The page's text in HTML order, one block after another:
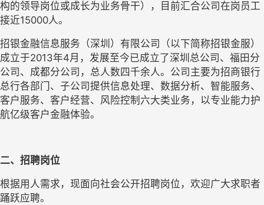
构的领导岗位或成长为业务骨干），目前汇合公司在岗员工
接近15000人。
招银金融信息服务（深圳）有限公司（以下简称招银金服）
成立于2013年4月，发展至今已成立了深圳总公司、福田分
公司、成都分公司，总人数四千余人。公司主要为招商银行
总行各部门、子公司提供信息处理、数据分析、智能服务、
客户服务、客户经营、风险控制六大类业务，以专业能力护
航亿级客户金融体验。
二、招聘岗位
根据用人需求，现面向社会公开招聘岗位，欢迎广大求职者
踊跃应聘。